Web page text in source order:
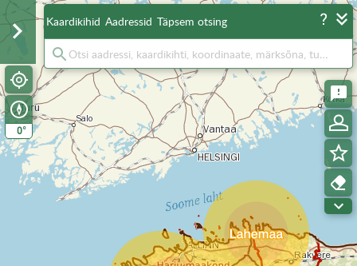
0°
Kaardikihid Aadressid Täpsem otsing